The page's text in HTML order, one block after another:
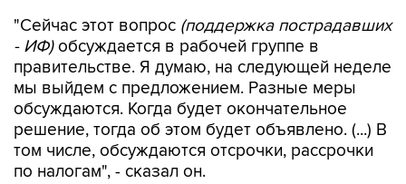
"Сейчас этот вопрос (поддержка пострадавших
- ИФ)обсуждается в рабочей группе в
правительстве. Я думаю, на следующей неделе
мы выйдем с предложением. Разные меры
обсуждаются. Когда будет окончательное
решение, тогда об этом будет объявлено. (...) В
том числе, обсуждаются отсрочки, рассрочки
по налогам", - сказал он.